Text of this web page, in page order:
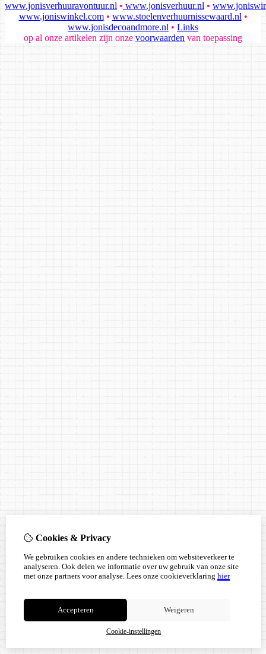
www.jonisverhuuravontuur.nl • www.jonisverhuur.nl •
www.joniswinkel.com• www.stoelenverhuurnissewaard.nl•
www.jonisdecoandmore.nl • Links
op al onze artikelen zijn onze voorwaarden van toepassing
Cookies & Privacy
We gebruiken cookies en andere technieken om websiteverkeer te
analyseren. Ook delen we informatie over uw gebruik van onze site
met onze partners voor analyse. Lees onze cookieverklaring hier
Accepteren Weigeren
Cookie-instellingen